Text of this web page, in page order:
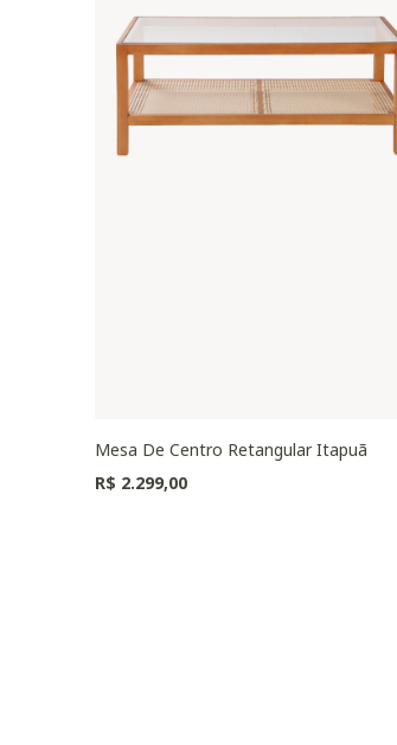
Mesa De Centro Retangular Itapuã
R$ 2.299,00